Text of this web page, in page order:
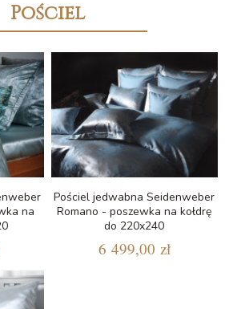
Pościel
na
Pościel jedwabna Seidenweber
Romano - poszewka na kołdrę
do 220x240
6 499,00 zł